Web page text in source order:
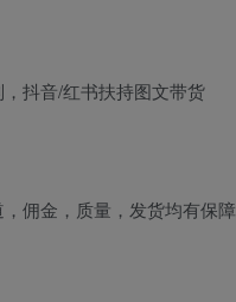
抖音/红书扶持图文带货
佣金，质量，发货均有保障